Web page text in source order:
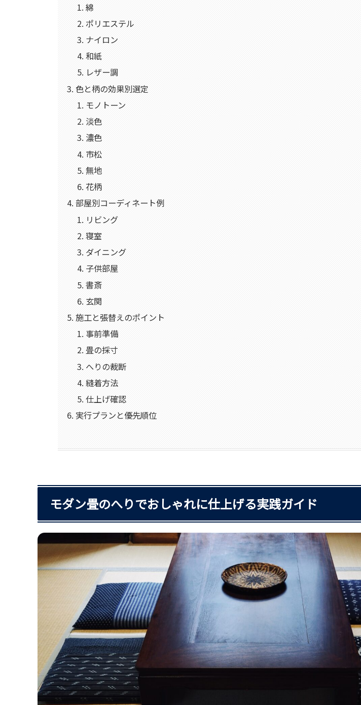
綿
ポリエステル
ナイロン
和紙
レザー調
色と柄の効果別選定
モノトーン
淡色
濃色
市松
無地
花柄
部屋別コーディネート例
リビング
寝室
ダイニング
子供部屋
書斎
玄関
施工と張替えのポイント
事前準備
畳の採寸
へりの裁断
縫着方法
仕上げ確認
実行プランと優先順位
モダン畳のへりでおしゃれに仕上げる実践ガイド